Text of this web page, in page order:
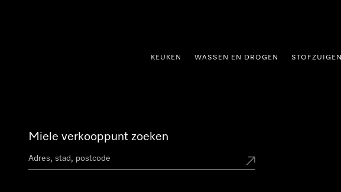
KEUKEN WASSEN EN DROGEN STOFZUIGEN
Miele verkooppunt zoeken